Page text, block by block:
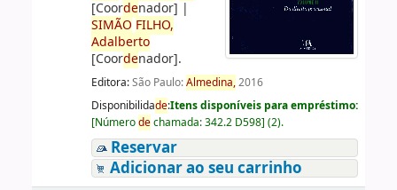
[Coordenador] |
SIMÃO FILHO,
Adalberto
[Coordenador].
Editora:São Paulo:Almedina,2016
Disponibilidade:Itens disponíveis para empréstimo:
[Númerodechamada:342.2 D598] (2).
Reservar
Adicionar ao seu carrinho